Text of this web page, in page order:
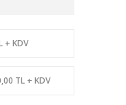
+ KDV
TL + KDV